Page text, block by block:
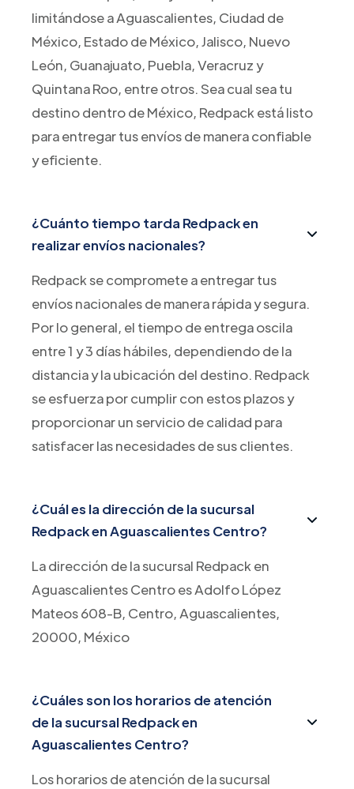
limitándose a Aguascalientes, Ciudad de
México, Estado de México, Jalisco, Nuevo
León, Guanajuato, Puebla, Veracruz y
Quintana Roo, entre otros. Sea cual sea tu
destino dentro de México, Redpack está listo
para entregar tus envíos de manera confiable
y eficiente.
¿Cuánto tiempo tarda Redpack en
realizar envíos nacionales?
Redpack se compromete a entregar tus
envíos nacionales de manera rápida y segura.
Por lo general, el tiempo de entrega oscila
entre 1 y 3 días hábiles, dependiendo de la
distancia y la ubicación del destino. Redpack
se esfuerza por cumplir con estos plazos y
proporcionar un servicio de calidad para
satisfacer las necesidades de sus clientes.
¿Cuál es la dirección de la sucursal
Redpack en Aguascalientes Centro?
La dirección de la sucursal Redpack en
Aguascalientes Centro es Adolfo López
Mateos 608-B, Centro, Aguascalientes,
20000, México
¿Cuáles son los horarios de atención
de la sucursal Redpack en
Aguascalientes Centro?
Los horarios de atención de la sucursal